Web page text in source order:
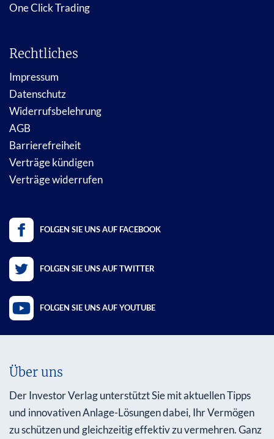
One Click Trading
Rechtliches
Impressum
Datenschutz
Widerrufsbelehrung
AGB
Barrierefreiheit
Verträge kündigen
Verträge widerrufen
FOLGEN SIE UNS AUF FACEBOOK
FOLGEN SIE UNS AUF TWITTER
FOLGEN SIE UNS AUF YOUTUBE
Über uns
Der Investor Verlag unterstützt Sie mit aktuellen Tipps
und innovativen Anlage-Lösungen dabei, Ihr Vermögen
zu schützen und gleichzeitig effektiv zu vermehren. Ganz